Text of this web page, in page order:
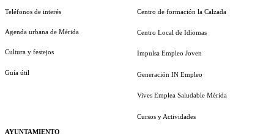
Teléfonos de interés
Agenda urbana de Mérida
Cultura y festejos
Guía útil
AYUNTAMIENTO
Centro de formación la Calzada
Centro Local de Idiomas
Impulsa Empleo Joven
Generación IN Empleo
Vives Emplea Saludable Mérida
Cursos y Actividades